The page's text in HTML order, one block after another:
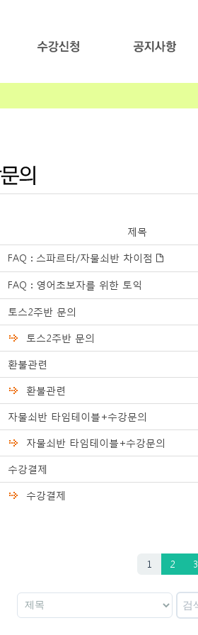
제목
FAQ : 스파르타/자물쇠반 차이점
FAQ : 영어초보자를 위한 토익
토스2주반 문의
토스2주반 문의
환불관련
환불관련
자물쇠반 타임테이블+수강문의
자물쇠반 타임테이블+수강문의
수강결제
수강결제
1 2 3